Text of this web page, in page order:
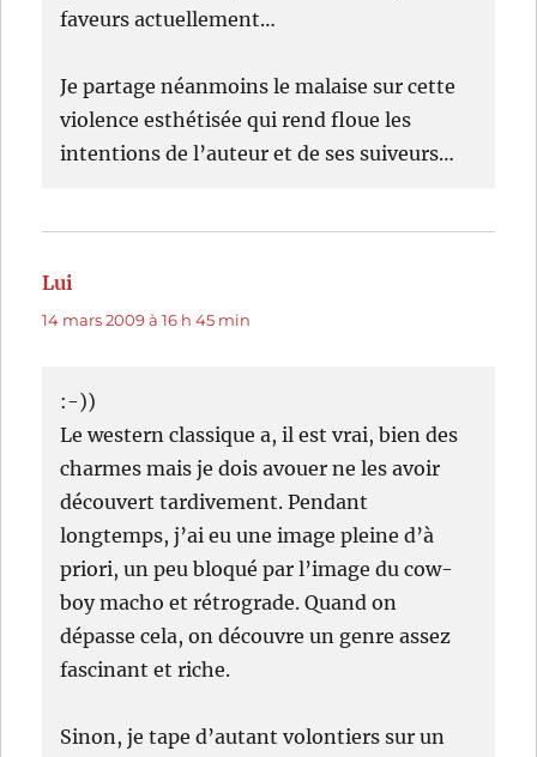
faveurs actuellement…
Je partage néanmoins le malaise sur cette
violence esthétisée qui rend floue les
intentions de l’auteur et de ses suiveurs…
Lui
14 mars 2009 à 16 h 45 min
:-))
Le western classique a, il est vrai, bien des
charmes mais je dois avouer ne les avoir
découvert tardivement. Pendant
longtemps, j’ai eu une image pleine d’à
priori, un peu bloqué par l’image du cow-
boy macho et rétrograde. Quand on
dépasse cela, on découvre un genre assez
fascinant et riche.
Sinon, je tape d’autant volontiers sur un